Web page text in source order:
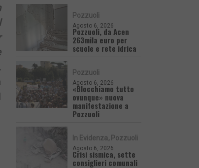
Pozzuoli
Agosto 6, 2026
Pozzuoli, da Acen
263mila euro per
scuole e rete idrica
Pozzuoli
Agosto 6, 2026
«Blocchiamo tutto
ovunque» nuova
manifestazione a
Pozzuoli
In Evidenza Pozzuoli
Agosto 6, 2026
Crisi sismica, sette
consiglieri comunali